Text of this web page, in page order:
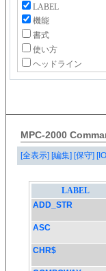
LABEL
機能
書式
使い方
ヘッドライン
MPC-2000
[全表示] [編集] [保守]